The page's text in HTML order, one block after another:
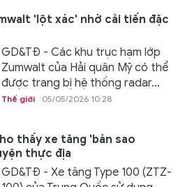
'lột xác' nhờ cải tiến đặc
GD&TĐ - Các khu trục hạm lớp
Zumwalt của Hải quân Mỹ có thể
được trang bị hệ thống radar...
Thế giới 05/05/2026 10:28
thấy xe tăng 'bản sao
thực địa
GD&TĐ - Xe tăng Type 100 (ZTZ-